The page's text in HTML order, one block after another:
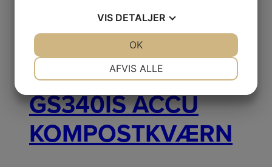
HUSQVARNA
GS340IS ACCU
KOMPOSTKVÆRN
VIS DETALJER
MARKETING STATISTIK
AFVIS ALLE
OK